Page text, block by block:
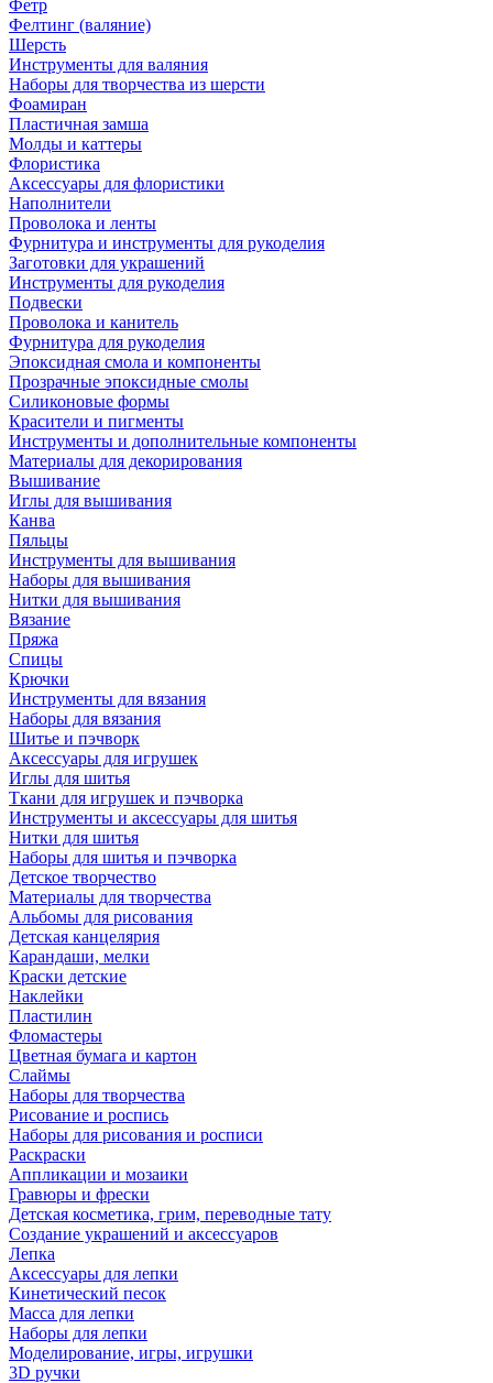
Фетр
Фелтинг (валяние)
Шерсть
Инструменты для валяния
Наборы для творчества из шерсти
Фоамиран
Пластичная замша
Молды и каттеры
Флористика
Аксессуары для флористики
Наполнители
Проволока и ленты
Фурнитура и инструменты для рукоделия
Заготовки для украшений
Инструменты для рукоделия
Подвески
Проволока и канитель
Фурнитура для рукоделия
Эпоксидная смола и компоненты
Прозрачные эпоксидные смолы
Силиконовые формы
Красители и пигменты
Инструменты и дополнительные компоненты
Материалы для декорирования
Вышивание
Иглы для вышивания
Канва
Пяльцы
Инструменты для вышивания
Наборы для вышивания
Нитки для вышивания
Вязание
Пряжа
Спицы
Крючки
Инструменты для вязания
Наборы для вязания
Шитье и пэчворк
Аксессуары для игрушек
Иглы для шитья
Ткани для игрушек и пэчворка
Инструменты и аксессуары для шитья
Нитки для шитья
Наборы для шитья и пэчворка
Детское творчество
Материалы для творчества
Альбомы для рисования
Детская канцелярия
Карандаши, мелки
Краски детские
Наклейки
Пластилин
Фломастеры
Цветная бумага и картон
Слаймы
Наборы для творчества
Рисование и роспись
Наборы для рисования и росписи
Раскраски
Аппликации и мозаики
Гравюры и фрески
Детская косметика, грим, переводные тату
Создание украшений и аксессуаров
Лепка
Аксессуары для лепки
Кинетический песок
Масса для лепки
Наборы для лепки
Моделирование, игры, игрушки
3D ручки